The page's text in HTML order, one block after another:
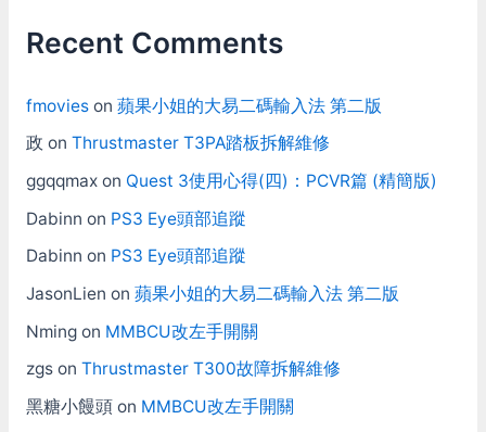
Recent Comments
fmovieson 蘋果小姐的大易二碼輸入法 第二版
政 on Thrustmaster T3PA踏板拆解維修
ggqqmaxon Quest 3使用心得(四)：PCVR篇 (精簡版)
Dabinn on PS3 Eye頭部追蹤
Dabinn on PS3 Eye頭部追蹤
JasonLien on 蘋果小姐的大易二碼輸入法 第二版
Nmingon MMBCU改左手開關
zgson Thrustmaster T300故障拆解維修
黑糖小饅頭on MMBCU改左手開關